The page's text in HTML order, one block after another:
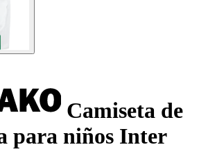
Camiseta de
para niños Inter